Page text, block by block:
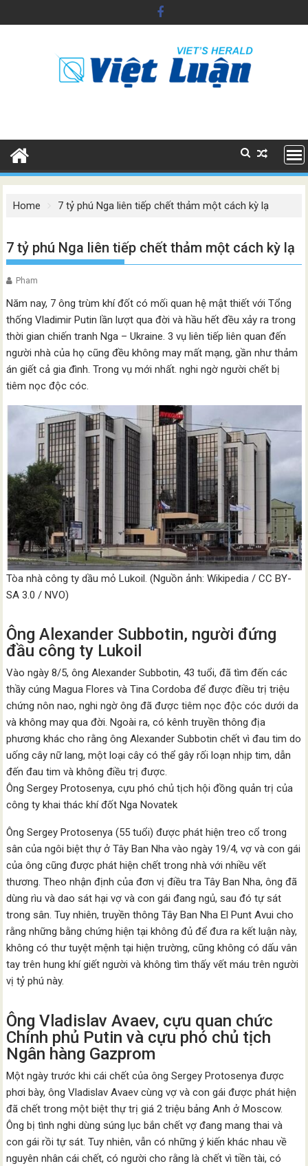
to
Home 7 tỷ phú Nga liên tiếp chết thảm một cách kỳ lạ
7 tỷ phú Nga liên tiếp chết thảm một cách kỳ lạ
Pham
Năm nay, 7 ông trùm khí đốt có mối quan hệ mật thiết với Tổng
thống Vladimir Putin lần lượt qua đời và hầu hết đều xảy ra trong
thời gian chiến tranh Nga – Ukraine. 3 vụ liên tiếp liên quan đến
người nhà của họ cũng đều không may mất mạng, gần như thảm
án giết cả gia đình. Trong vụ mới nhất. nghi ngờ người chết bị
tiêm nọc độc cóc.
Tòa nhà công ty dầu mỏ Lukoil. (Nguồn ảnh: Wikipedia / CC BY-
SA 3.0 / NVO)
Ông Alexander Subbotin, người đứng
đầu công ty Lukoil
Vào ngày 8/5, ông Alexander Subbotin, 43 tuổi, đã tìm đến các
thầy cúng Magua Flores và Tina Cordoba để được điều trị triệu
chứng nôn nao, nghi ngờ ông đã được tiêm nọc độc cóc dưới da
và không may qua đời. Ngoài ra, có kênh truyền thông địa
phương khác cho rằng ông Alexander Subbotin chết vì đau tim do
uống cây nữ lang, một loại cây có thể gây rối loạn nhịp tim, dẫn
đến đau tim và không điều trị được.
Ông Sergey Protosenya, cựu phó chủ tịch hội đồng quản trị của
công ty khai thác khí đốt Nga Novatek
Ông Sergey Protosenya (55 tuổi) được phát hiện treo cổ trong
sân của ngôi biệt thự ở Tây Ban Nha vào ngày 19/4, vợ và con gái
của ông cũng được phát hiện chết trong nhà với nhiều vết
thương. Theo nhận định của đơn vị điều tra Tây Ban Nha, ông đã
dùng rìu và dao sát hại vợ và con gái đang ngủ, sau đó tự sát
trong sân. Tuy nhiên, truyền thông Tây Ban Nha El Punt Avui cho
rằng những bằng chứng hiện tại không đủ để đưa ra kết luận này,
không có thư tuyệt mệnh tại hiện trường, cũng không có dấu vân
tay trên hung khí giết người và không tìm thấy vết máu trên người
vị tỷ phú này.
Ông Vladislav Avaev, cựu quan chức
Chính phủ Putin và cựu phó chủ tịch
Ngân hàng Gazprom
Một ngày trước khi cái chết của ông Sergey Protosenya được
phơi bày, ông Vladislav Avaev cùng vợ và con gái được phát hiện
đã chết trong một biệt thự trị giá 2 triệu bảng Anh ở Moscow.
Ông bị tình nghi dùng súng lục bắn chết vợ đang mang thai và
con gái rồi tự sát. Tuy nhiên, vẫn có những ý kiến ​​khác nhau về
nguyên nhân cái chết, có người cho rằng là chết vì tiền tài, có